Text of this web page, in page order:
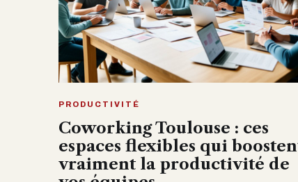
PRODUCTIVITÉ
Coworking Toulouse : ces
espaces flexibles qui
vraiment la productivité de